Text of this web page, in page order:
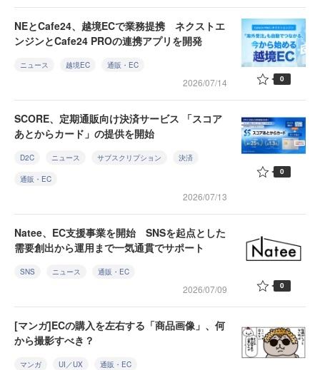
NEとCafe24、越境ECで業務提携 ネクストエ
ンジンとCafe24 PROの連携アプリを開発
ニュース 越境EC 通販・EC
2026/07/14 0
SCORE、定期通販向け決済サービス 「スコア
あとからカード」の提供を開始
D2C ニュース サブスクリプション 決済
通販・EC
2026/07/13
0
Natee、EC支援事業を開始 SNSを起点とした
需要創出から運用まで一気通貫でサポート
SNS ニュース 通販・EC
2026/07/09 0
[マンガ]ECの購入を左右する「商品画像」、何
から撮影すべき？
マンガ UI／UX 通販・EC